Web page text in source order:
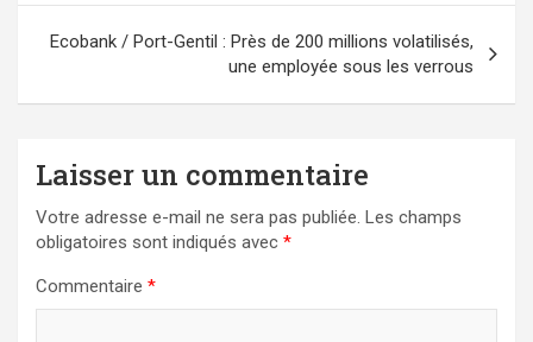
l’article
Ecobank / Port-Gentil : Près de 200 millions volatilisés,
une employée sous les verrous
Laisser un commentaire
Votre adresse e-mail ne sera pas publiée. Les champs
obligatoires sont indiqués avec *
Commentaire *